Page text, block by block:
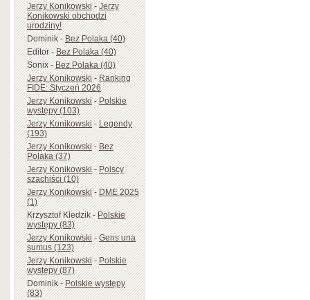
Jerzy Konikowski-Jerzy
Konikowski obchodzi
urodziny!
Dominik-Bez Polaka (40)
Editor-Bez Polaka (40)
Sonix-Bez Polaka (40)
Jerzy Konikowski-Ranking
FIDE: Styczeń 2026
Jerzy Konikowski-Polskie
występy (103)
Jerzy Konikowski-Legendy
(193)
Jerzy Konikowski-Bez
Polaka (37)
Jerzy Konikowski-Polscy
szachiści (10)
Jerzy Konikowski-DME 2025
(1)
Krzysztof Kledzik-Polskie
występy (83)
Jerzy Konikowski-Gens una
sumus (123)
Jerzy Konikowski-Polskie
występy (87)
Dominik-Polskie występy
(83)